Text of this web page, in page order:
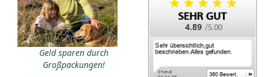
Geld sparen durch
Großpackungen!
4.89